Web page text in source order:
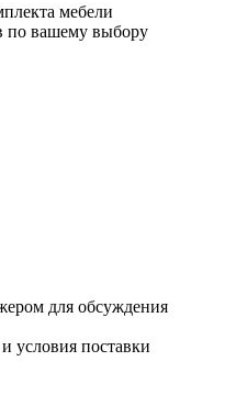
мебели
по вашему выбору
для обсуждения
условия поставки